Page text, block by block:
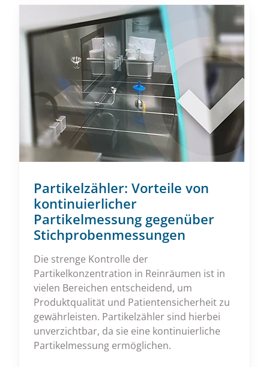
Partikelzähler: Vorteile von
kontinuierlicher
Partikelmessung gegenüber
Stichprobenmessungen
Die strenge Kontrolle der
Partikelkonzentration in Reinräumen ist in
vielen Bereichen entscheidend, um
Produktqualität und Patientensicherheit zu
gewährleisten. Partikelzähler sind hierbei
unverzichtbar, da sie eine kontinuierliche
Partikelmessung ermöglichen.